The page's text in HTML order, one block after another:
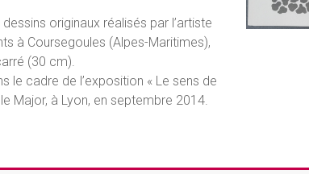
originaux réalisés par l’artiste
à Coursegoules (Alpes-Maritimes),
(30 cm).
le cadre de l’exposition « Le sens de
Major, à Lyon, en septembre 2014.